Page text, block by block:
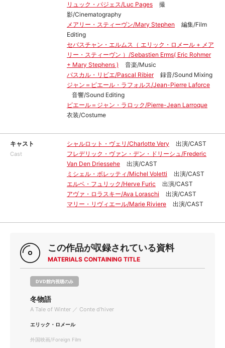
リュック・パジェス/Luc Pages
撮
影/Cinematography
メアリー・スティーヴン/Mary Stephen
編集/Film
Editing
セバスチャン・エルムス（ エリック・ロメール + メア
リー・スティーヴン ）/Sebastien Erms( Eric Rohmer
+ Mary Stephens )
音楽/Music
パスカル・リビエ/Pascal Ribier
録音/Sound Mixing
ジャン＝ピエール・ラフォルス/Jean-Pierre Laforce
音響/Sound Editing
ピエール＝ジャン・ラロック/Pierre-Jean Larroque
衣装/Costume
キャスト
Cast
シャルロット・ヴェリ/Charlotte Very
出演/CAST
フレデリック・ヴァン・デン・ドリーシュ/Frederic
Van Den Driessehe
出演/CAST
ミシェル・ボレッティ/Michel Voletti
出演/CAST
エルベ・フュリック/Herve Furic
出演/CAST
アヴァ・ロラスキー/Ava Loraschi
出演/CAST
マリー・リヴィエール/Marie Riviere
出演/CAST
この作品が収録されている資料
MATERIALS CONTAINING TITLE
DVD館内視聴のみ
冬物語
A Tale of Winter ／ Conte d'hiver
エリック・ロメール
外国映画/Foreign Film